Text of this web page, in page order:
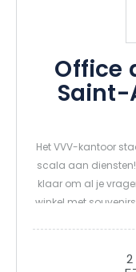
Office
Het VVV-kantoor
scala aan
klaar om al je
winkel met
kaarten,